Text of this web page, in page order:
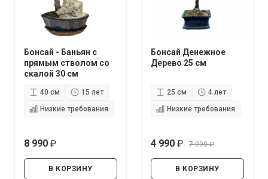
Бонсай - Баньян с
прямым стволом со
скалой 30 см
40 см
15 лет
Низкие требования
8 990
В КОРЗИНУ
Бонсай Денежное
Дерево 25 см
25 см
4 лет
Низкие требования
4 990
7 990
В КОРЗИНУ